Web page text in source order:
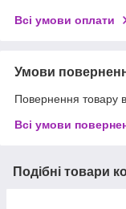
Всі умови оплати
Умови
Повернення товару
Всі умови
Подібні товари